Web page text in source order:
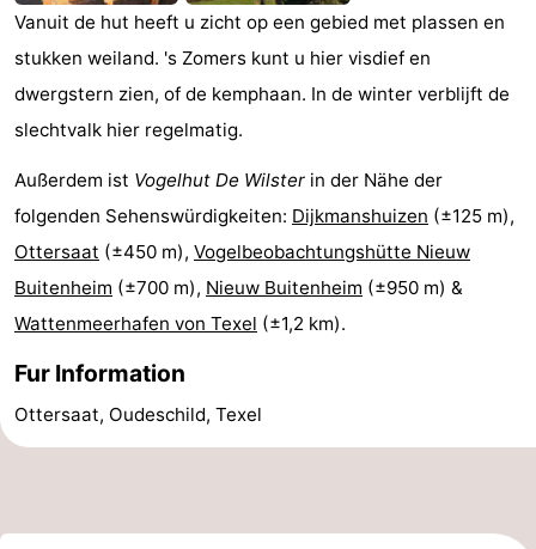
De
Waal
-
Oosterend
Natur
Schönste
Aussichtspunkte
Übernachten
Appartements
-
Bosch
en
Zee
-
De
Vlijt
-
Hoeve
-
Vanuit de hut heeft u zicht op een gebied met plassen en
stukken weiland. 's Zomers kunt u hier visdief en
dwergstern zien, of de kemphaan. In de winter verblijft de
slechtvalk hier regelmatig.
Außerdem ist Vogelhut De Wilster in der Nähe der
folgenden Sehenswürdigkeiten: Dijkmanshuizen (±125 m),
Ottersaat (±450 m), Vogelbeobachtungshütte Nieuw
Buitenheim (±700 m), Nieuw Buitenheim (±950 m) &
Wattenmeerhafen von Texel (±1,2 km).
Fur Information
Ottersaat, Oudeschild, Texel